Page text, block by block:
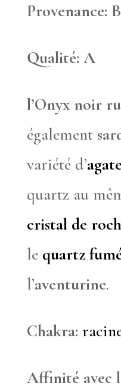
Provenance:
Qualité: A
l’Onyx noir
également
variété d’agate
quartz au
cristal de
le quartz
l’aventurine.
Chakra:
Affinité avec